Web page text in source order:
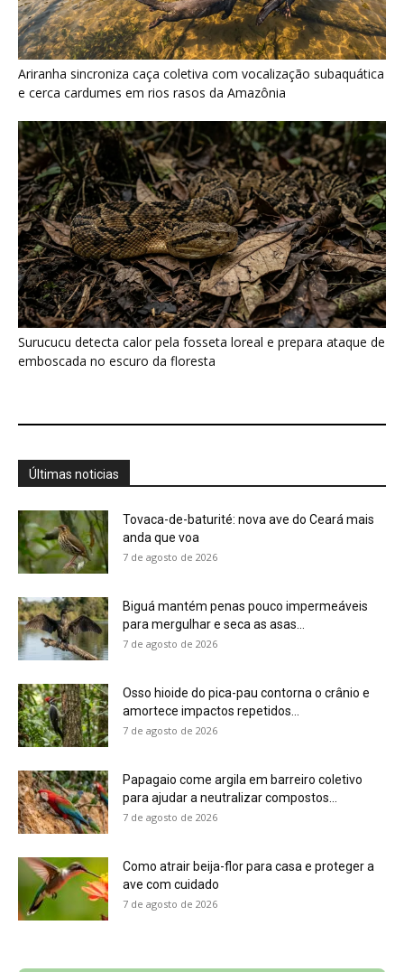
Surucucu detecta calor pela fosseta loreal e prepara ataque de
emboscada no escuro da floresta
Últimas noticias
Tovaca-de-baturité: nova ave do Ceará mais
anda que voa
7 de agosto de 2026
Biguá mantém penas pouco impermeáveis
para mergulhar e seca as asas...
7 de agosto de 2026
Papagaio come argila em barreiro coletivo
7 de agosto de 2026
7 de agosto de 2026